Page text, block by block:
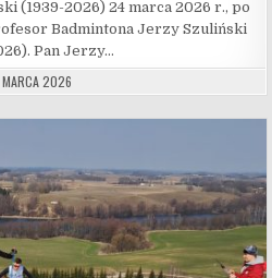
(1939-2026) 24 marca 2026 r., po
Badmintona Jerzy Szuliński
Pan Jerzy…
2026